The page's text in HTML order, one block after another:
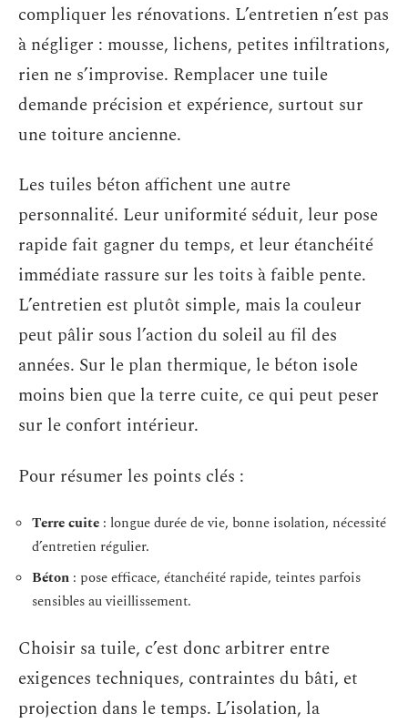
compliquer les rénovations. L’entretien n’est pas
à négliger : mousse, lichens, petites infiltrations,
rien ne s’improvise. Remplacer une tuile
demande précision et expérience, surtout sur
une toiture ancienne.
Les tuiles béton affichent une autre
personnalité. Leur uniformité séduit, leur pose
rapide fait gagner du temps, et leur étanchéité
immédiate rassure sur les toits à faible pente.
L’entretien est plutôt simple, mais la couleur
peut pâlir sous l’action du soleil au fil des
années. Sur le plan thermique, le béton isole
moins bien que la terre cuite, ce qui peut peser
sur le confort intérieur.
Pour résumer les points clés :
Terre cuite : longue durée de vie, bonne isolation, nécessité
d’entretien régulier.
Béton : pose efficace, étanchéité rapide, teintes parfois
sensibles au vieillissement.
Choisir sa tuile, c’est donc arbitrer entre
exigences techniques, contraintes du bâti, et
projection dans le temps. L’isolation, la